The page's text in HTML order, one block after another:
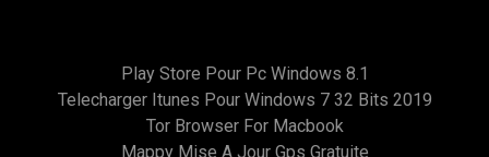
Play Store Pour Pc Windows 8.1
Telecharger Itunes Pour Windows 7 32 Bits 2019
Tor Browser For Macbook
Mappy Mise A Jour Gps Gratuite